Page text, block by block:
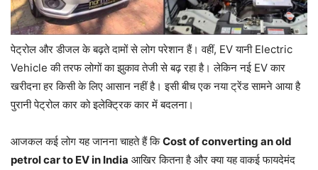
पेट्रोल और डीजल के बढ़ते दामों से लोग परेशान हैं। वहीं, EV यानी Electric
Vehicle की तरफ लोगों का झुकाव तेजी से बढ़ रहा है। लेकिन नई EV कार
खरीदना हर किसी के लिए आसान नहीं है। इसी बीच एक नया ट्रेंड सामने आया है
पुरानी पेट्रोल कार को इलेक्ट्रिक कार में बदलना।
आजकल कई लोग यह जानना चाहते हैं किCost of converting an old
petrol car to EV in India आखिर कितना है और क्या यह वाकई फायदेमंद